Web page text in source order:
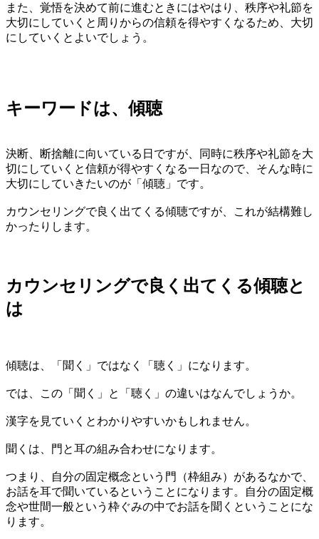
また、覚悟を決めて前に進むときにはやはり、秩序や礼節を
大切にしていくと周りからの信頼を得やすくなるため、大切
にしていくとよいでしょう。
キーワードは、傾聴
決断、断捨離に向いている日ですが、同時に秩序や礼節を大
切にしていくと信頼が得やすくなる一日なので、そんな時に
大切にしていきたいのが「傾聴」です。
カウンセリングで良く出てくる傾聴ですが、これが結構難し
かったりします。
カウンセリングで良く出てくる傾聴と
は
傾聴は、「聞く」ではなく「聴く」になります。
では、この「聞く」と「聴く」の違いはなんでしょうか。
漢字を見ていくとわかりやすいかもしれません。
聞くは、門と耳の組み合わせになります。
つまり、自分の固定概念という門（枠組み）があるなかで、
お話を耳で聞いているということになります。自分の固定概
念や世間一般という枠ぐみの中でお話を聞くということにな
ります。